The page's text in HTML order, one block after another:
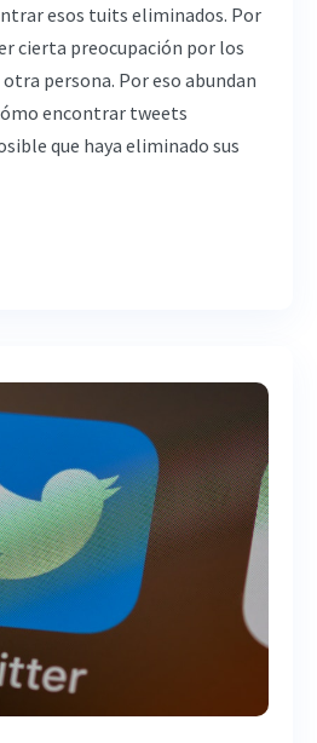
esos tuits eliminados. Por
cierta preocupación por los
persona. Por eso abundan
encontrar tweets
que haya eliminado sus